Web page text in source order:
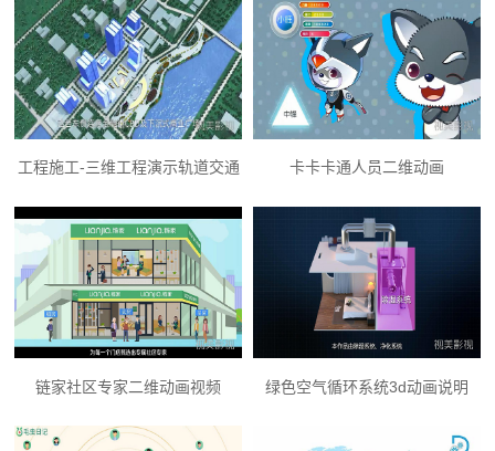
工程施工-三维工程演示轨道交通 卡卡卡通人员二维动画
链家社区专家二维动画视频 绿色空气循环系统3d动画说明